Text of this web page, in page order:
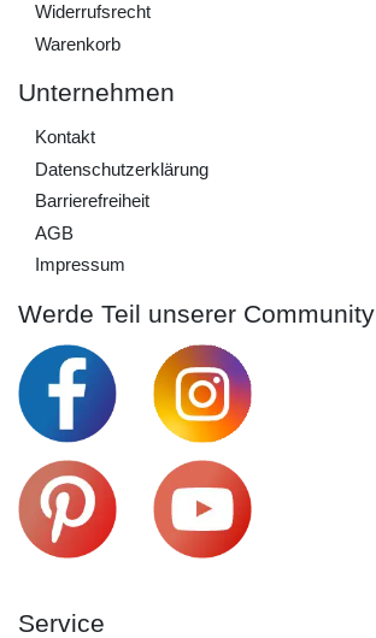
Widerrufs­recht
Warenkorb
Unternehmen
Kontakt
Daten­schutz­erklärung
Barrierefreiheit
AGB
Impressum
Werde Teil unserer Community
Service